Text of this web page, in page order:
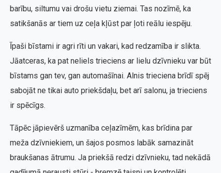
barību, siltumu vai drošu vietu ziemai. Tas nozīmē, ka
satikšanās ar tiem uz ceļa kļūst par ļoti reālu iespēju.
Īpaši bīstami ir agri rīti un vakari, kad redzamība ir slikta.
Jāatceras, ka pat neliels trieciens ar lielu dzīvnieku var būt
bīstams gan tev, gan automašīnai. Alnis trieciena brīdī spēj
sabojāt ne tikai auto priekšdaļu, bet arī salonu, ja trieciens
ir spēcīgs.
Tāpēc jāpievērš uzmanība ceļazīmēm, kas brīdina par
meža dzīvniekiem, un šajos posmos labāk samazināt
braukšanas ātrumu. Ja priekšā redzi dzīvnieku, tad nekādā